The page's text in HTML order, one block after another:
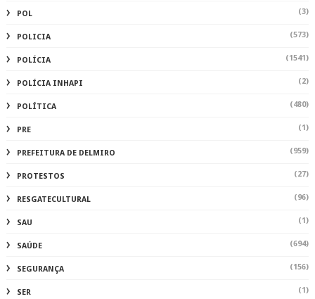
POL (3)
POLICIA (573)
POLÍCIA (1541)
POLÍCIA INHAPI (2)
POLÍTICA (480)
PRE (1)
PREFEITURA DE DELMIRO (959)
PROTESTOS (27)
RESGATECULTURAL (96)
SAU (1)
SAÚDE (694)
SEGURANÇA (156)
SER (1)